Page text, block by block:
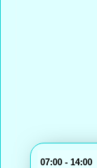
14:00 - 07:00